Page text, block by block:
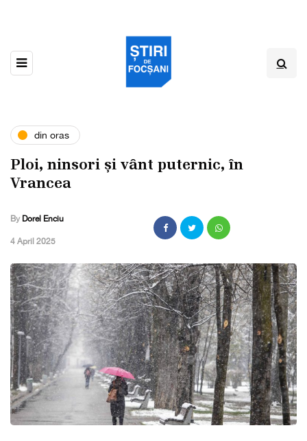
din oras
Ploi, ninsori și vânt puternic, în
Vrancea
By Dorel Enciu
,4 April 2025